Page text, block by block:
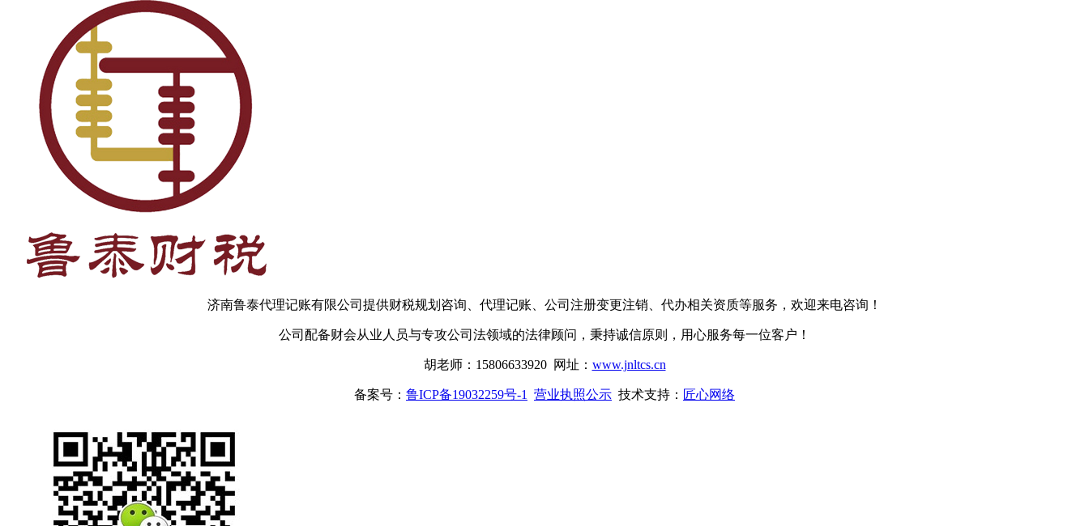
济南鲁泰代理记账有限公司提供财税规划咨询、代理记账、公司注册变更注销、代办相关资质等服务，欢迎来电咨询！
公司配备财会从业人员与专攻公司法领域的法律顾问，秉持诚信原则，用心服务每一位客户！
胡老师：15806633920 网址： www.jnltcs.cn
备案号： 鲁ICP备19032259号-1 营业执照公示 技术支持： 匠心网络